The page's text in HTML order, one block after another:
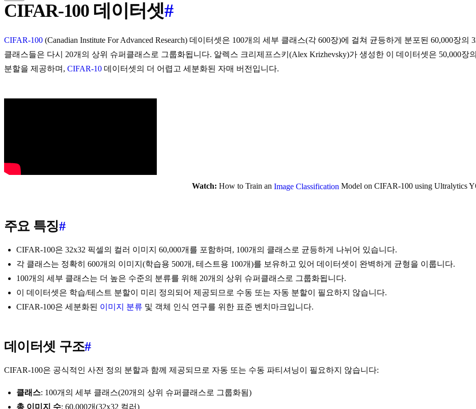
CIFAR-100 데이터셋#
CIFAR-100 (Canadian Institute For Advanced Research) 데이터셋은 100개의 세부 클래스(각 600장)에 걸쳐 균등하게 분포된 60,000장의
클래스들은 다시 20개의 상위 슈퍼클래스로 그룹화됩니다. 알렉스 크리제프스키(Alex Krizhevsky)가 생성한 이 데이터셋은 50,000장
분할을 제공하며, CIFAR-10 데이터셋의 더 어렵고 세분화된 자매 버전입니다.
Watch: How to Train an Image Classification Model on CIFAR-100 using Ultralytics
주요 특징#
CIFAR-100은 32x32 픽셀의 컬러 이미지 60,000개를 포함하며, 100개의 클래스로 균등하게 나뉘어 있습니다.
각 클래스는 정확히 600개의 이미지(학습용 500개, 테스트용 100개)를 보유하고 있어 데이터셋이 완벽하게 균형을 이룹니다.
100개의 세부 클래스는 더 높은 수준의 분류를 위해 20개의 상위 슈퍼클래스로 그룹화됩니다.
이 데이터셋은 학습/테스트 분할이 미리 정의되어 제공되므로 수동 또는 자동 분할이 필요하지 않습니다.
CIFAR-100은 세분화된 이미지 분류 및 객체 인식 연구를 위한 표준 벤치마크입니다.
데이터셋 구조#
CIFAR-100은 공식적인 사전 정의 분할과 함께 제공되므로 자동 또는 수동 파티셔닝이 필요하지 않습니다:
클래스: 100개의 세부 클래스(20개의 상위 슈퍼클래스로 그룹화됨)
총 이미지 수: 60,000개(32x32 컬러)